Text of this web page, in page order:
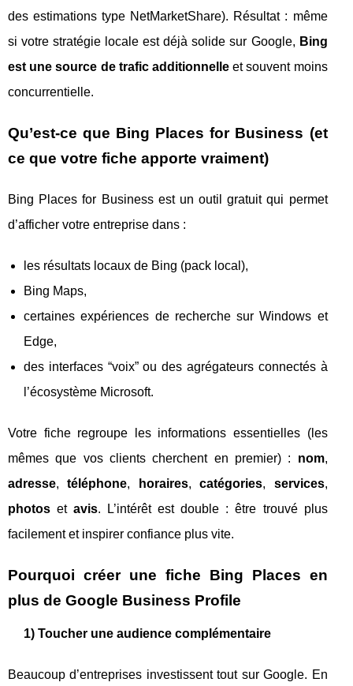
des estimations type NetMarketShare). Résultat : même
si votre stratégie locale est déjà solide sur Google, Bing
est une source de trafic additionnelle et souvent moins
concurrentielle.
Qu’est-ce que Bing Places for Business (et
ce que votre fiche apporte vraiment)
Bing Places for Business est un outil gratuit qui permet
d’afficher votre entreprise dans :
les résultats locaux de Bing (pack local),
Bing Maps,
certaines expériences de recherche sur Windows et
Edge,
des interfaces “voix” ou des agrégateurs connectés à
l’écosystème Microsoft.
Votre fiche regroupe les informations essentielles (les
mêmes que vos clients cherchent en premier) : nom,
adresse,téléphone, horaires,catégories, services,
photos etavis. L’intérêt est double : être trouvé plus
facilement et inspirer confiance plus vite.
Pourquoi créer une fiche Bing Places en
plus de Google Business Profile
1) Toucher une audience complémentaire
Beaucoup d’entreprises investissent tout sur Google. En